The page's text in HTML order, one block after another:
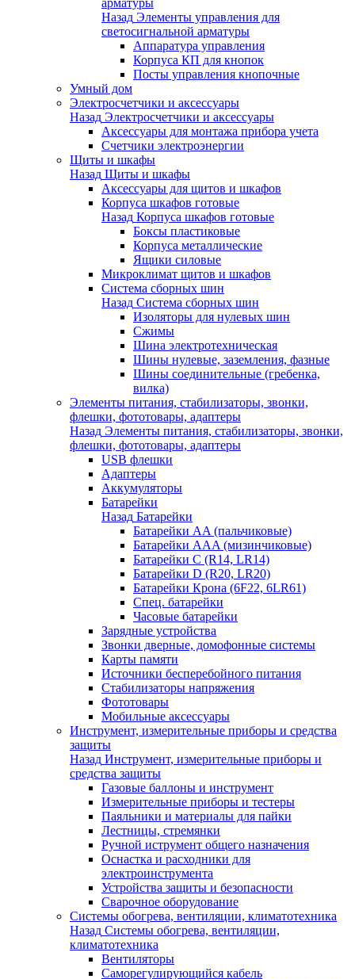
арматуры
Назад Элементы управления для
светосигнальной арматуры
Аппаратура управления
Корпуса КП для кнопок
Посты управления кнопочные
Умный дом
Электросчетчики и аксессуары
Назад Электросчетчики и аксессуары
Аксессуары для монтажа прибора учета
Счетчики электроэнергии
Щиты и шкафы
Назад Щиты и шкафы
Аксессуары для щитов и шкафов
Корпуса шкафов готовые
Назад Корпуса шкафов готовые
Боксы пластиковые
Корпуса металлические
Ящики силовые
Микроклимат щитов и шкафов
Система сборных шин
Назад Система сборных шин
Изоляторы для нулевых шин
Сжимы
Шина электротехническая
Шины нулевые, заземления, фазные
Шины соединительные (гребенка,
вилка)
Элементы питания, стабилизаторы, звонки,
флешки, фототовары, адаптеры
Назад Элементы питания, стабилизаторы, звонки,
флешки, фототовары, адаптеры
USB флешки
Адаптеры
Аккумуляторы
Батарейки
Назад Батарейки
Батарейки AA (пальчиковые)
Батарейки AAA (мизинчиковые)
Батарейки C (R14, LR14)
Батарейки D (R20, LR20)
Батарейки Крона (6F22, 6LR61)
Спец. батарейки
Часовые батарейки
Зарядные устройства
Звонки дверные, домофонные системы
Карты памяти
Источники бесперебойного питания
Стабилизаторы напряжения
Фототовары
Мобильные аксессуары
Инструмент, измерительные приборы и средства
защиты
Назад Инструмент, измерительные приборы и
средства защиты
Газовые баллоны и инструмент
Измерительные приборы и тестеры
Паяльники и материалы для пайки
Лестницы, стремянки
Ручной иструмент общего назначения
Оснастка и расходники для
электроинструмента
Устройства защиты и безопасности
Сварочное оборудование
Системы обогрева, вентиляции, климатотехника
Назад Системы обогрева, вентиляции,
климатотехника
Вентиляторы
Саморегулирующийся кабель